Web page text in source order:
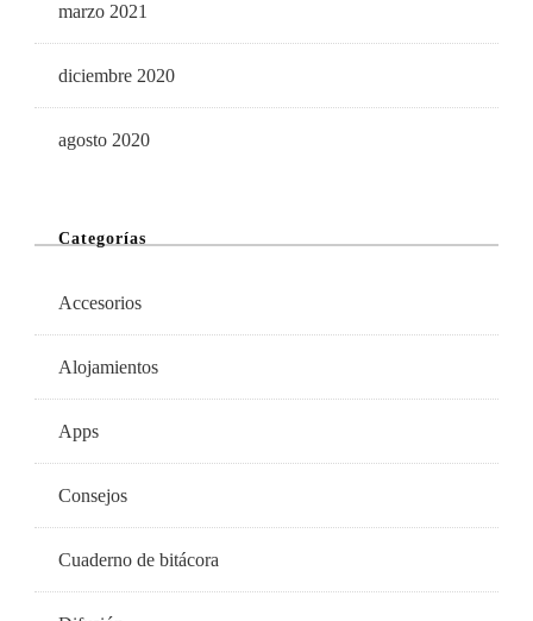
marzo 2021
diciembre 2020
agosto 2020
Categorías
Accesorios
Alojamientos
Apps
Consejos
Cuaderno de bitácora